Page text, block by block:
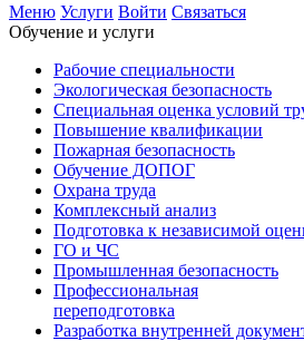
Меню Услуги Войти Связаться
Обучение и услуги
Рабочие специальности
Экологическая безопасность
Специальная оценка условий
Повышение квалификации
Пожарная безопасность
Обучение ДОПОГ
Охрана труда
Комплексный анализ
Подготовка к независимой
ГО и ЧС
Промышленная безопасность
Профессиональная
переподготовка
Разработка внутренней